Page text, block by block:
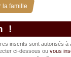
la famille
!
inscrits sont autorisés à
ci-dessous ou vous